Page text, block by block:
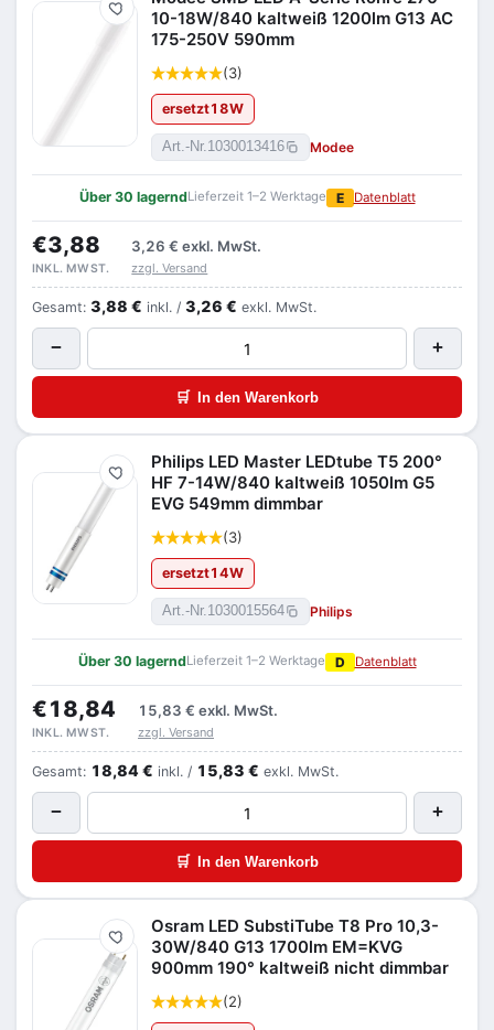
Merken10-18W/840 kaltweiß 1200lm G13 AC
175-250V 590mm
(3)
ersetzt18W
Art.-Nr.1030013416 Modee
Über 30 lagerndLieferzeit 1–2 Werktage E Datenblatt
€3,88 3,26 € exkl. MwSt.
INKL. MWST. zzgl. Versand
Gesamt: 3,88 € inkl. / 3,26 € exkl. MwSt.
− +
🛒 In den Warenkorb
Merken
Philips LED Master LEDtube T5 200°
HF 7-14W/840 kaltweiß 1050lm G5
EVG 549mm dimmbar
(3)
ersetzt14W
Art.-Nr.1030015564 Philips
Über 30 lagerndLieferzeit 1–2 Werktage D Datenblatt
€18,84 15,83 € exkl. MwSt.
INKL. MWST. zzgl. Versand
Gesamt: 18,84 € inkl. / 15,83 € exkl. MwSt.
− +
🛒 In den Warenkorb
Merken
Osram LED SubstiTube T8 Pro 10,3-
30W/840 G13 1700lm EM=KVG
900mm 190° kaltweiß nicht dimmbar
(2)